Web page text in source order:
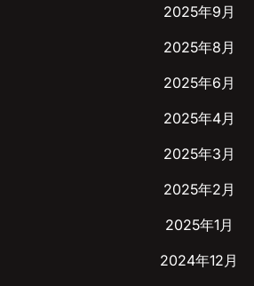
2025年9月
2025年8月
2025年6月
2025年4月
2025年3月
2025年2月
2025年1月
2024年12月